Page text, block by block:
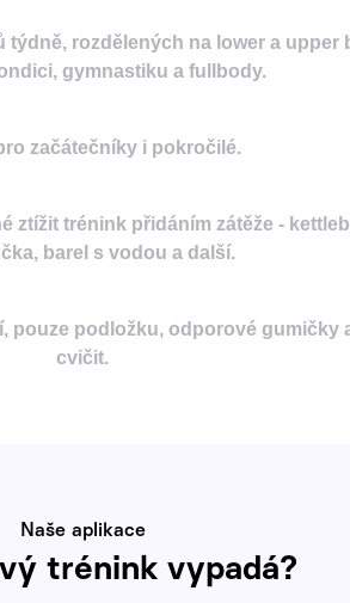
týdně, rozdělených na lower a upper
gymnastiku a fullbody.
začátečníky i pokročilé.
ztížit trénink přidáním zátěže -
barel s vodou a další.
pouze podložku, odporové gumičky
cvičit.
Naše aplikace
trénink vypadá?